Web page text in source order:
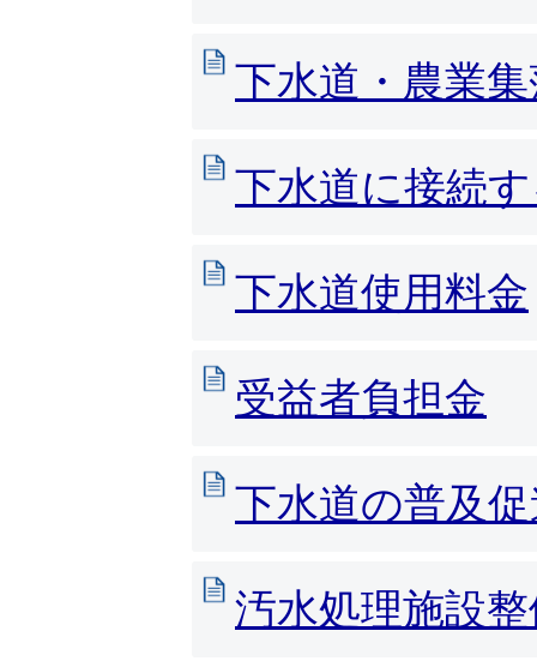
下水道・農業
下水道に接続
下水道使用料金
受益者負担金
下水道の普及
汚水処理施設